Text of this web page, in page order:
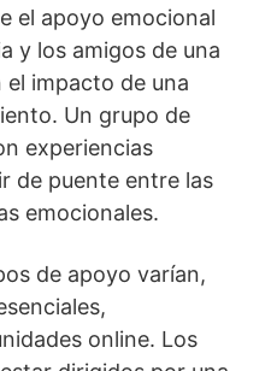
el apoyo emocional
y los amigos de una
impacto de una
Un grupo de
experiencias
de puente entre las
emocionales.
de apoyo varían,
online. Los